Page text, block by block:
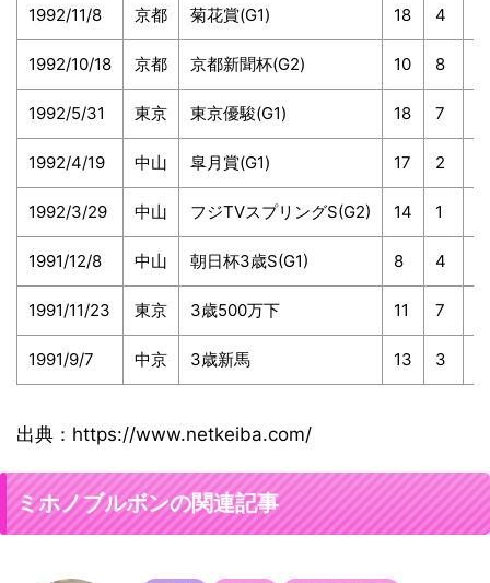
1992/11/8 京都 菊花賞(G1) 18 4
1992/10/18 京都 京都新聞杯(G2) 10 8
1992/5/31 東京 東京優駿(G1) 18 7
1992/4/19 中山 皐月賞(G1) 17 2
1992/3/29 中山 フジTVスプリングS(G2) 14 1
1991/12/8 中山 朝日杯3歳S(G1) 8 4
1991/11/23 東京 3歳500万下 11 7
1991/9/7 中京 3歳新馬 13 3
出典：https://www.netkeiba.com/
ミホノブルボンの関連記事